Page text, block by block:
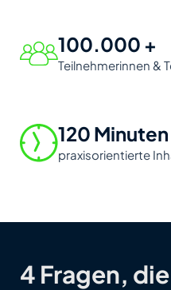
100.000 +
Teilnehmerinnen &
120 Minuten
praxisorientierte
4 Fragen,